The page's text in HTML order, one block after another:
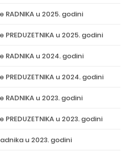
u 2025. godini
u 2025. godini
u 2024. godini
u 2024. godini
u 2023. godini
u 2023. godini
u 2023. godini